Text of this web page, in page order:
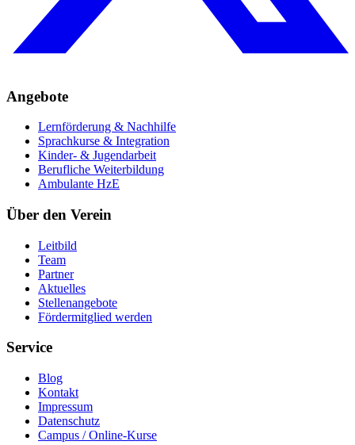
Angebote
Lernförderung & Nachhilfe
Sprachkurse & Integration
Kinder- & Jugendarbeit
Berufliche Weiterbildung
Ambulante HzE
Über den Verein
Leitbild
Team
Partner
Aktuelles
Stellenangebote
Fördermitglied werden
Service
Blog
Kontakt
Impressum
Datenschutz
Campus / Online-Kurse